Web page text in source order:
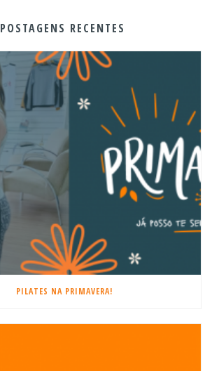
POSTAGENS RECENTES
PILATES NA PRIMAVERA!